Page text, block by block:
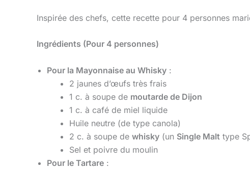
Inspirée des chefs, cette recette pour 4 personnes
Ingrédients (Pour 4 personnes)
Pour la Mayonnaise au Whisky :
2 jaunes d’œufs très frais
1 c. à soupe de moutarde de Dijon
1 c. à café de miel liquide
Huile neutre (de type canola)
2 c. à soupe de whisky (un Single Malt type
Sel et poivre du moulin
Pour le Tartare :